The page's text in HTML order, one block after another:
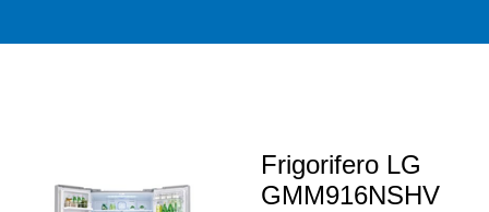
Frigorifero LG
GMM916NSHV